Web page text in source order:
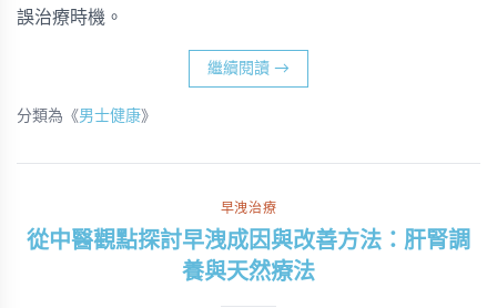
誤治療時機。
繼續閱讀 →
分類為《男士健康》
早洩治療
從中醫觀點探討早洩成因與改善方法：肝腎調
養與天然療法